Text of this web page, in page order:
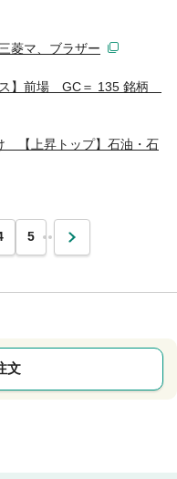
菱マ、ブラザー
ス】前場 GC＝ 135 銘柄
【上昇トップ】石油・石
5 … 次
文